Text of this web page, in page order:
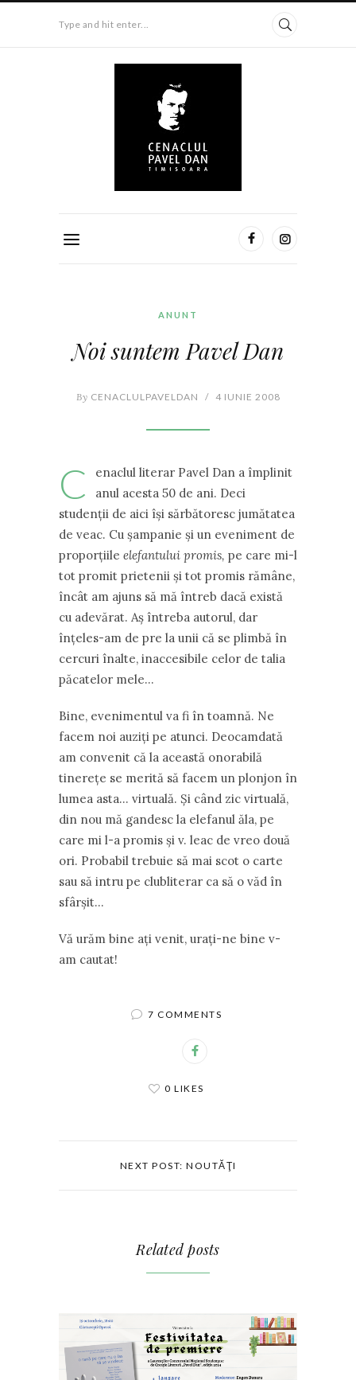
Type and hit enter...
ANUNT
Noi suntem Pavel Dan
By CENACLULPAVELDAN / 4 IUNIE 2008
C
enaclul literar Pavel Dan a împlinit
anul acesta 50 de ani. Deci
studenţii de aici îşi sărbătoresc jumătatea
de veac. Cu şampanie şi un eveniment de
proporţiile elefantului promis, pe care mi-l
tot promit prietenii şi tot promis rămâne,
încât am ajuns să mă întreb dacă există
cu adevărat. Aş întreba autorul, dar
înţeles-am de pre la unii că se plimbă în
cercuri înalte, inaccesibile celor de talia
păcatelor mele…
Bine, evenimentul va fi în toamnă. Ne
facem noi auziţi pe atunci. Deocamdată
am convenit că la această onorabilă
tinereţe se merită să facem un plonjon în
lumea asta… virtuală. Şi când zic virtuală,
din nou mă gandesc la elefanul ăla, pe
care mi l-a promis şi v. leac de vreo două
ori. Probabil trebuie să mai scot o carte
sau să intru pe clubliterar ca să o văd în
sfârşit…
Vă urăm bine aţi venit, uraţi-ne bine v-
am cautat!
7 COMMENTS
0 LIKES
NEXT POST: NOUTĂŢI
Related posts